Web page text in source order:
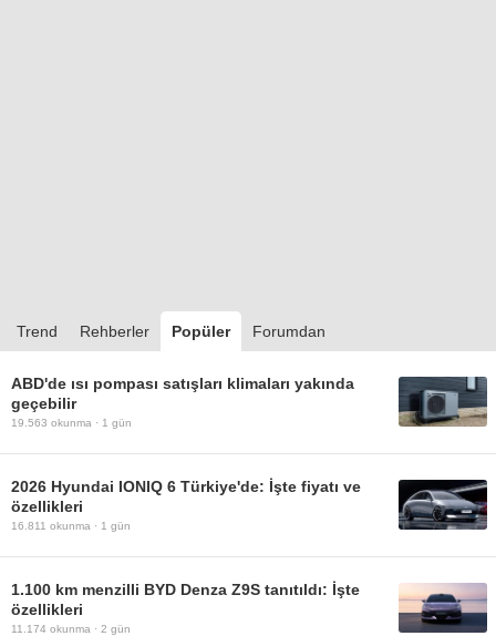
Trend Rehberler Popüler Forumdan
ABD'de ısı pompası satışları klimaları yakında
geçebilir
19.563 okunma · 1 gün
2026 Hyundai IONIQ 6 Türkiye'de: İşte fiyatı ve
özellikleri
16.811 okunma · 1 gün
1.100 km menzilli BYD Denza Z9S tanıtıldı: İşte
özellikleri
11.174 okunma · 2 gün